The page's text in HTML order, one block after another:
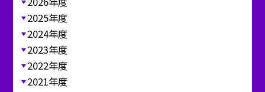
2025年度
2024年度
2023年度
2022年度
2021年度